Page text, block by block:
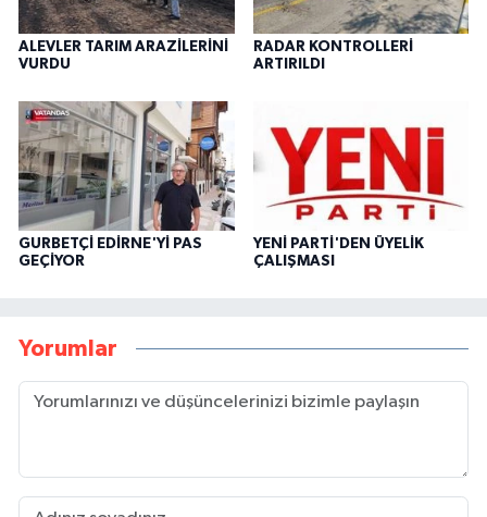
ALEVLER TARIM ARAZİLERİNİ
VURDU
RADAR KONTROLLERİ
ARTIRILDI
GURBETÇİ EDİRNE'Yİ PAS
GEÇİYOR
YENİ PARTİ'DEN ÜYELİK
ÇALIŞMASI
Yorumlar